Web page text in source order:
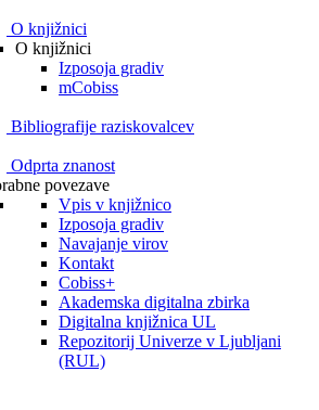
O knjižnici
O knjižnici
Izposoja gradiv
mCobiss
Bibliografije raziskovalcev
Odprta znanost
povezave
Vpis v knjižnico
Izposoja gradiv
Navajanje virov
Kontakt
Cobiss+
Akademska digitalna zbirka
Digitalna knjižnica UL
Repozitorij Univerze v Ljubljani
(RUL)